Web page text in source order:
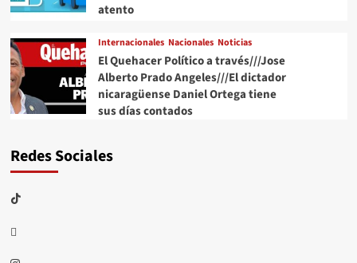
atento
Internacionales Nacionales Noticias
El Quehacer Político a través///Jose
Alberto Prado Angeles///El dictador
nicaragüense Daniel Ortega tiene
sus días contados
Redes Sociales
TikTok
threads